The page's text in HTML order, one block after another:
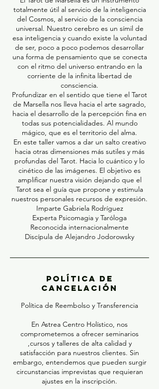
totalmente útil al servicio de la inteligencia
del Cosmos, al servicio de la consciencia
universal. Nuestro cerebro es un símil de
esa inteligencia y cuando existe la voluntad
de ser, poco a poco podemos desarrollar
una forma de pensamiento que se conecta
con el ritmo del universo entrando en la
corriente de la infinita libertad de
consciencia.
Profundizar en el sentido que tiene el Tarot
de Marsella nos lleva hacia el arte sagrado,
hacia el desarrollo de la percepción fina en
todas sus potencialidades. Al mundo
mágico, que es el territorio del alma.
En este taller vamos a dar un salto creativo
hacia otras dimensiones más sutiles y más
profundas del Tarot. Hacia lo cuántico y lo
cinético de las imágenes. El objetivo es
amplificar nuestra visión dejando que el
Tarot sea el guía que propone y estimula
nuestros personales recursos de expresión.
Imparte Gabriela Rodríguez
Experta Psicomagia y Taróloga
Reconocida internacionalmente
Discípula de Alejandro Jodorowsky
Política de
cancelación
Política de Reembolso y Transferencia
En Astrea Centro Holístico, nos
comprometemos a ofrecer seminarios
,cursos y talleres de alta calidad y
satisfacción para nuestros clientes. Sin
embargo, entendemos que pueden surgir
circunstancias imprevistas que requieran
ajustes en la inscripción.